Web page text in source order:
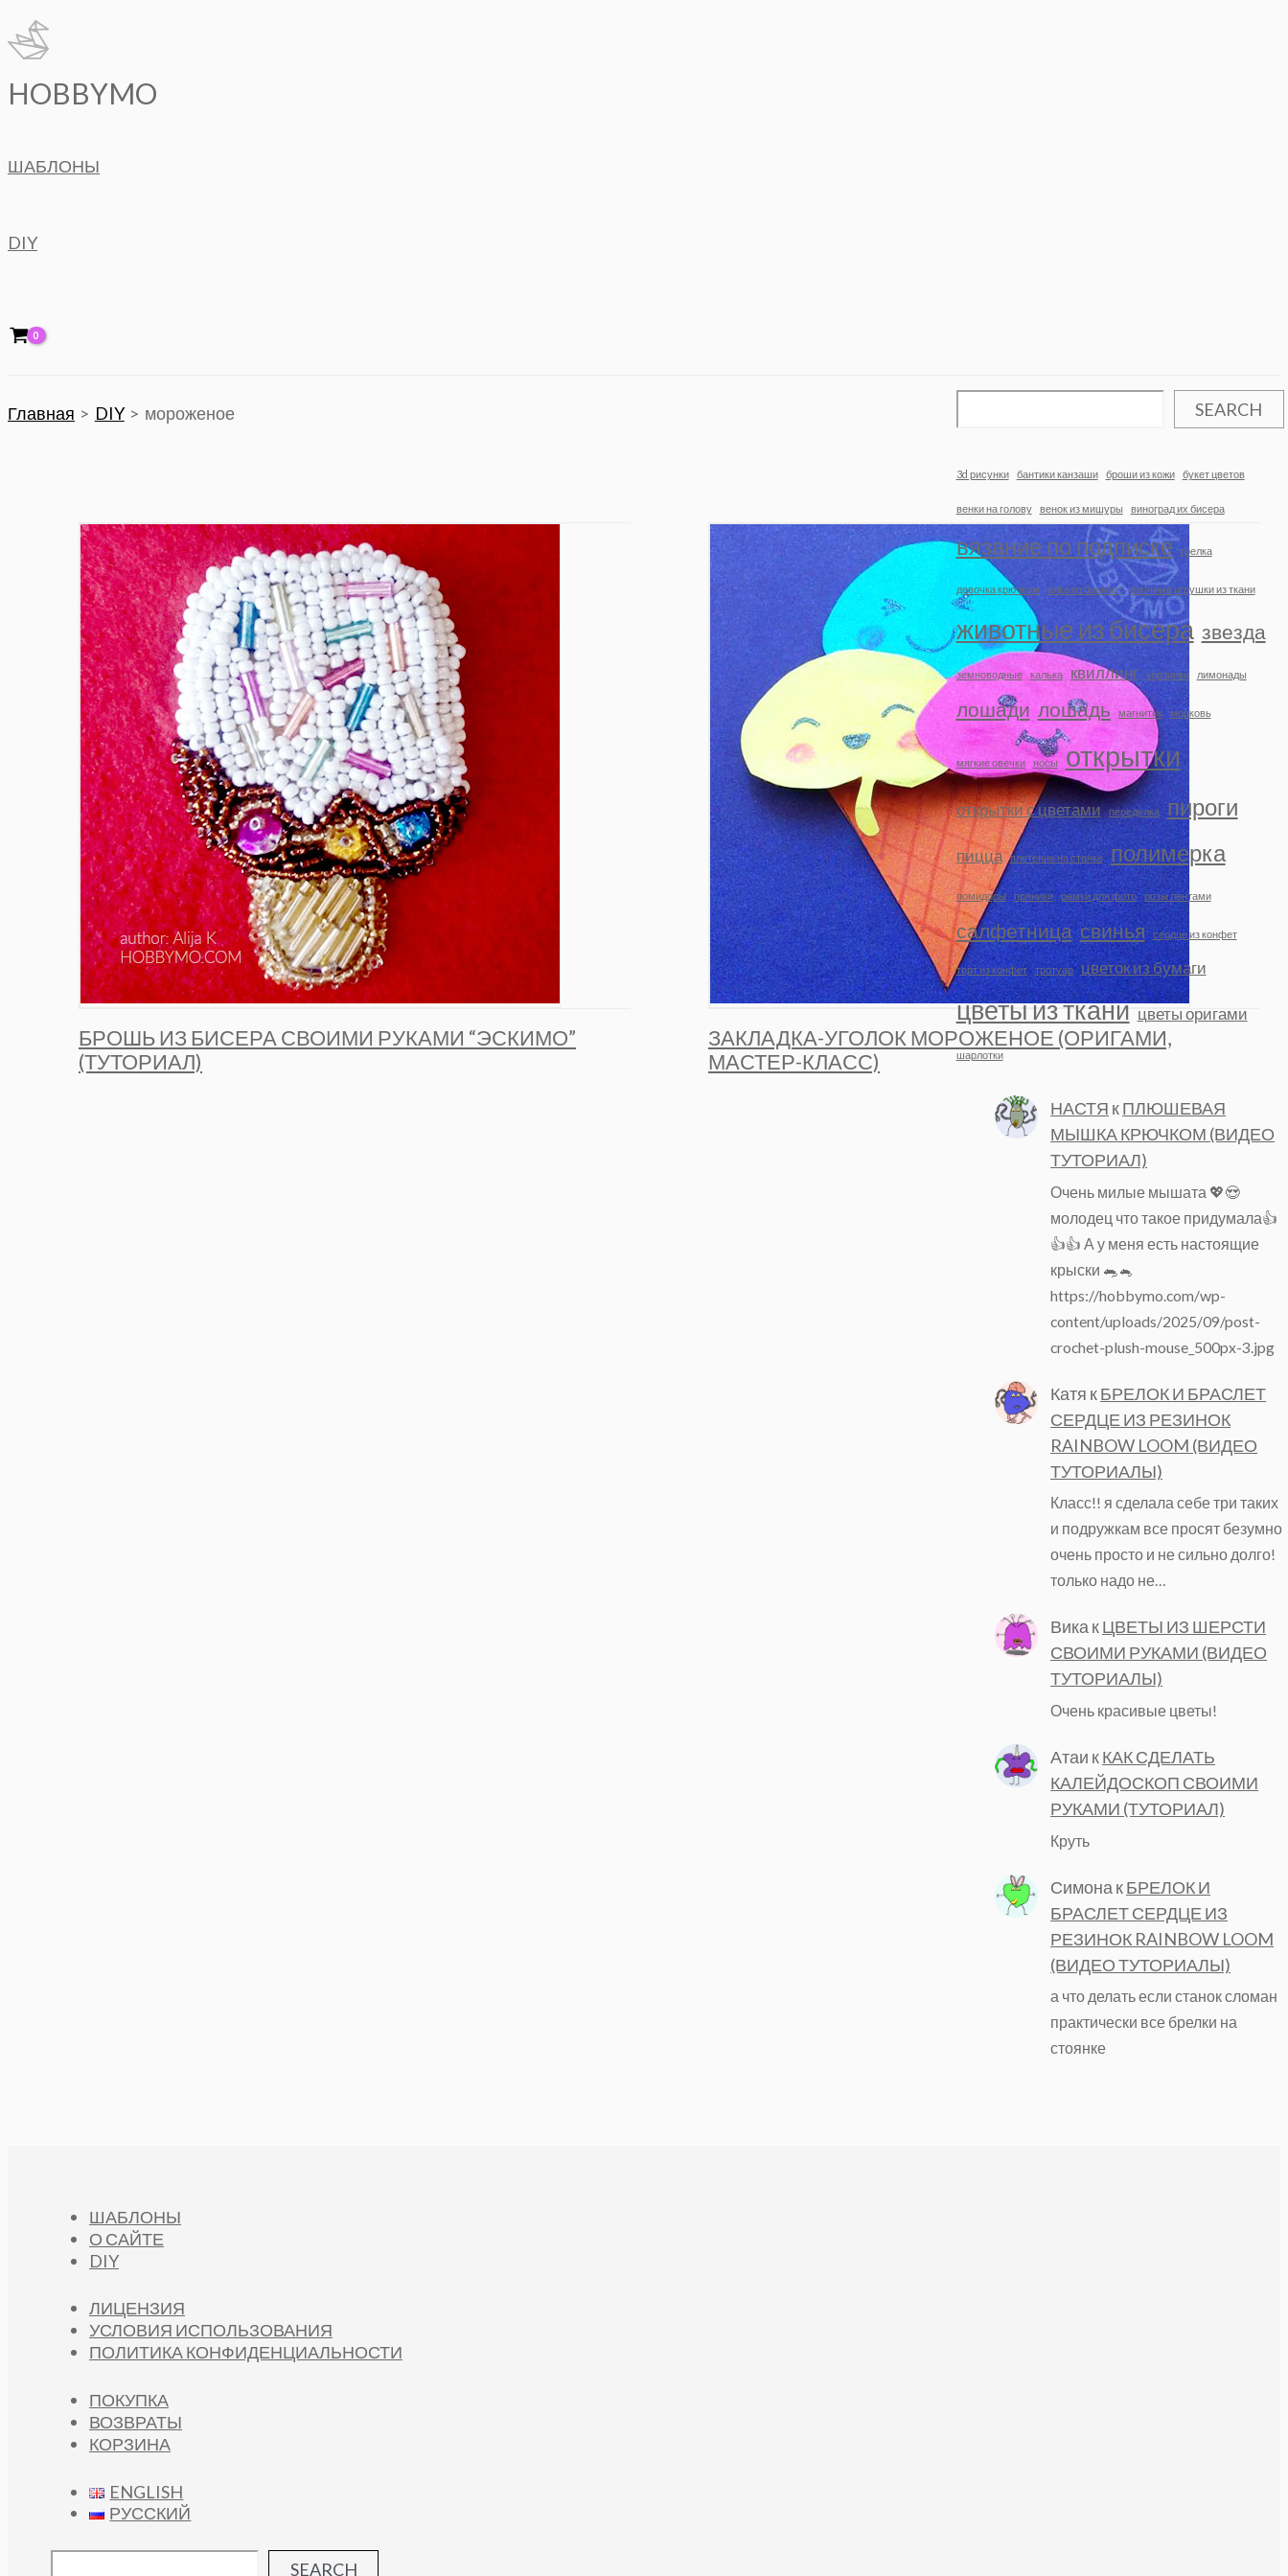
Перейти
к
содержимому
HOBBYMO
ШАБЛОНЫ
DIY
Главная DIY мороженое
БРОШЬ ИЗ БИСЕРА СВОИМИ РУКАМИ “ЭСКИМО”
(ТУТОРИАЛ)
ЗАКЛАДКА-УГОЛОК МОРОЖЕНОЕ (ОРИГАМИ,
МАСТЕР-КЛАСС)
SEARCH
3d рисунки бантики канзаши броши из кожи букет цветов
венки на голову венок из мишуры виноград их бисера
вязание по подписке грелка
девочка крючком елка из банкнот елочные игрушки из ткани
животные из бисера звезда
земноводные калька квиллинг корзинки лимонады
лошади лошадь магнитик морковь
мягкие овечки носы открытки
открытки с цветами переделка пироги
пицца плетение на станке полимерка
помидоры пряники рамки для фото розы лентами
салфетница свинья сердце из конфет
торт из конфет тротуар цветок из бумаги
цветы из ткани цветы оригами
шарлотки
НАСТЯ кПЛЮШЕВАЯ
МЫШКА КРЮЧКОМ (ВИДЕО
ТУТОРИАЛ)
Очень милые мышата 💖😍
молодец что такое придумала👍
👍👍 А у меня есть настоящие
крыски 🐀🐁
https://hobbymo.com/wp-
content/uploads/2025/09/post-
crochet-plush-mouse_500px-3.jpg
Катя кБРЕЛОК И БРАСЛЕТ
СЕРДЦЕ ИЗ РЕЗИНОК
RAINBOW LOOM (ВИДЕО
ТУТОРИАЛЫ)
Класс!! я сделала себе три таких
и подружкам все просят безумно
очень просто и не сильно долго!
только надо не…
ВикакЦВЕТЫ ИЗ ШЕРСТИ
СВОИМИ РУКАМИ (ВИДЕО
ТУТОРИАЛЫ)
Очень красивые цветы!
Атаи кКАК СДЕЛАТЬ
КАЛЕЙДОСКОП СВОИМИ
РУКАМИ (ТУТОРИАЛ)
Круть
Симона кБРЕЛОК И
БРАСЛЕТ СЕРДЦЕ ИЗ
РЕЗИНОК RAINBOW LOOM
(ВИДЕО ТУТОРИАЛЫ)
а что делать если станок сломан
практически все брелки на
стоянке
ШАБЛОНЫ
О САЙТЕ
DIY
ЛИЦЕНЗИЯ
УСЛОВИЯ ИСПОЛЬЗОВАНИЯ
ПОЛИТИКА КОНФИДЕНЦИАЛЬНОСТИ
ПОКУПКА
ВОЗВРАТЫ
КОРЗИНА
ENGLISH
РУССКИЙ
SEARCH